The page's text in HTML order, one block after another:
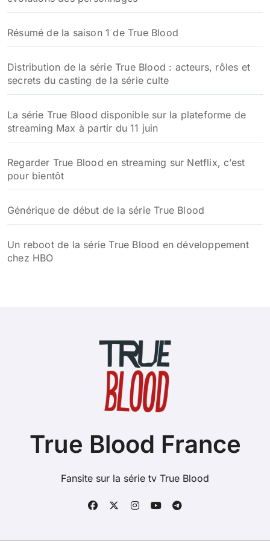
Résumé de la saison 1 de True Blood
Distribution de la série True Blood : acteurs, rôles et
secrets du casting de la série culte
La série True Blood disponible sur la plateforme de
streaming Max à partir du 11 juin
Regarder True Blood en streaming sur Netflix, c’est
pour bientôt
Générique de début de la série True Blood
Un reboot de la série True Blood en développement
chez HBO
True Blood France
Fansite sur la série tv True Blood